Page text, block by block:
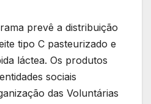
prevê a distribuição
tipo C pasteurizado e
láctea. Os produtos
sociais
das Voluntárias